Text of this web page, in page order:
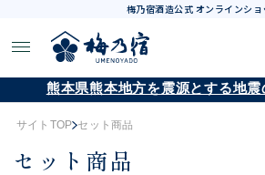
梅乃宿酒造公式 オンラインショ
熊本県熊本地方を震源とする地震
サイトTOP セット商品
セット商品